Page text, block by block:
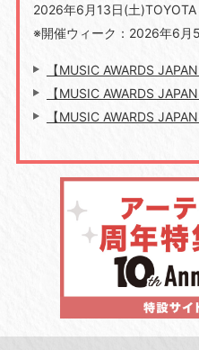
2026年6月13日(土)TOYOTA
※開催ウィーク：2026年6月
【MUSIC AWARDS
【MUSIC AWARDS
【MUSIC AWARDS